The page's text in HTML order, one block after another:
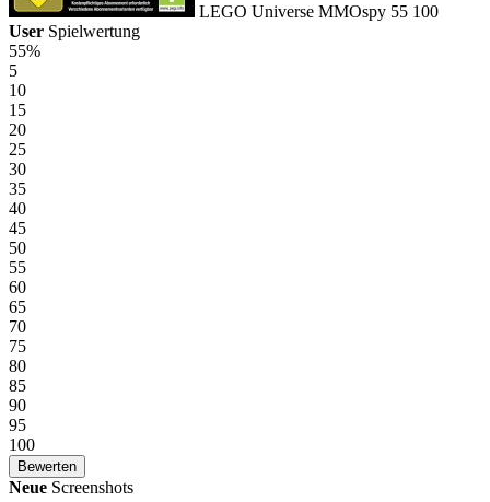
LEGO Universe MMOspy 55 100
User Spielwertung
55%
5
10
15
20
25
30
35
40
45
50
55
60
65
70
75
80
85
90
95
100
Neue Screenshots